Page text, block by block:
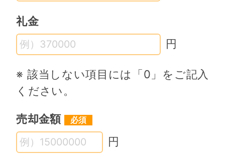
礼金
円
※ 該当しない項目には「0」をご記入
ください。
売却金額
円